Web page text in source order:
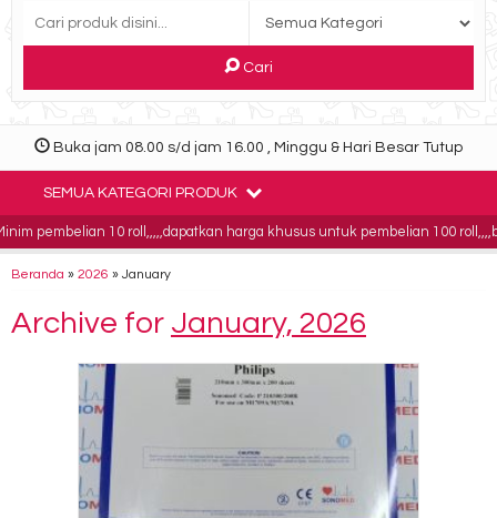
Cari
Buka jam 08.00 s/d jam 16.00 , Minggu & Hari Besar Tutup
SEMUA KATEGORI PRODUK
pembelian 10 roll,,,,,dapatkan harga khusus untuk pembelian 100
Beranda » 2026 » January
Archive for January, 2026